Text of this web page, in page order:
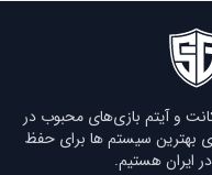
و آیتم بازی‌های محبوب در
بهترین سیستم ها برای حفظ
ایران هستیم.